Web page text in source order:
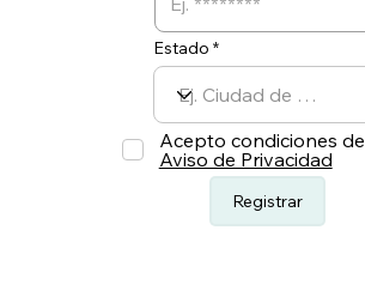
Registrar
Acepto condiciones de
Aviso de Privacidad
Estado